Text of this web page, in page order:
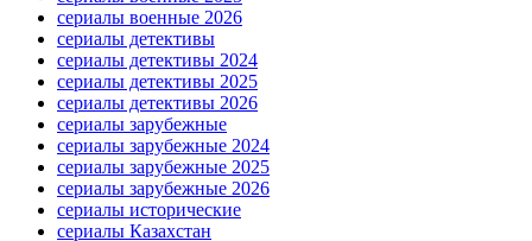
сериалы военные 2026
сериалы детективы
сериалы детективы 2024
сериалы детективы 2025
сериалы детективы 2026
сериалы зарубежные
сериалы зарубежные 2024
сериалы зарубежные 2025
сериалы зарубежные 2026
сериалы исторические
сериалы Казахстан